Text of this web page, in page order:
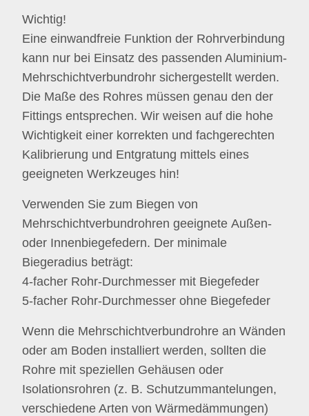
Wichtig!
Eine einwandfreie Funktion der Rohrverbindung
kann nur bei Einsatz des passenden Aluminium-
Mehrschichtverbundrohr sichergestellt werden.
Die Maße des Rohres müssen genau den der
Fittings entsprechen. Wir weisen auf die hohe
Wichtigkeit einer korrekten und fachgerechten
Kalibrierung und Entgratung mittels eines
geeigneten Werkzeuges hin!
Verwenden Sie zum Biegen von
Mehrschichtverbundrohren geeignete Außen-
oder Innenbiegefedern. Der minimale
Biegeradius beträgt:
4-facher Rohr-Durchmesser mit Biegefeder
5-facher Rohr-Durchmesser ohne Biegefeder
Wenn die Mehrschichtverbundrohre an Wänden
oder am Boden installiert werden, sollten die
Rohre mit speziellen Gehäusen oder
Isolationsrohren (z. B. Schutzummantelungen,
verschiedene Arten von Wärmedämmungen)